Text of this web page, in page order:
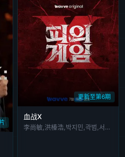
更新至第6期
血战X
李尚敏,洪榛浩,박지민,곽범,서출구,하승진